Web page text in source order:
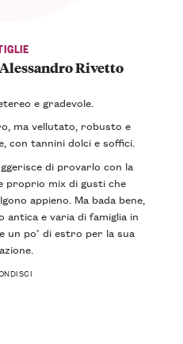
Rivetto
e gradevole.
ma vellutato, robusto e
con tannini dolci e soffici.
di provarlo con la
proprio mix di gusti che
appieno. Ma bada bene,
e varia di famiglia in
un po’ di estro per la sua